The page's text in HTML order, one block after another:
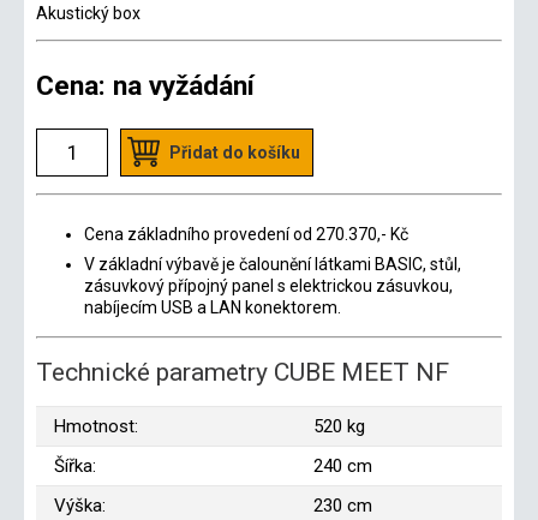
Akustický box
Cena: na vyžádání
Přidat do košíku
Cena základního provedení od 270.370,- Kč
V základní výbavě je čalounění látkami BASIC, stůl,
zásuvkový přípojný panel s elektrickou zásuvkou,
nabíjecím USB a LAN konektorem.
Technické parametry CUBE MEET NF
Hmotnost:
520 kg
Šířka:
240 cm
Výška:
230 cm